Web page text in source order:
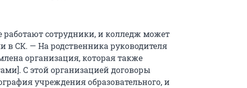
работают сотрудники, и колледж может
в СК. — На родственника руководителя
организация, которая также
С этой организацией договоры
учреждения образовательного, и